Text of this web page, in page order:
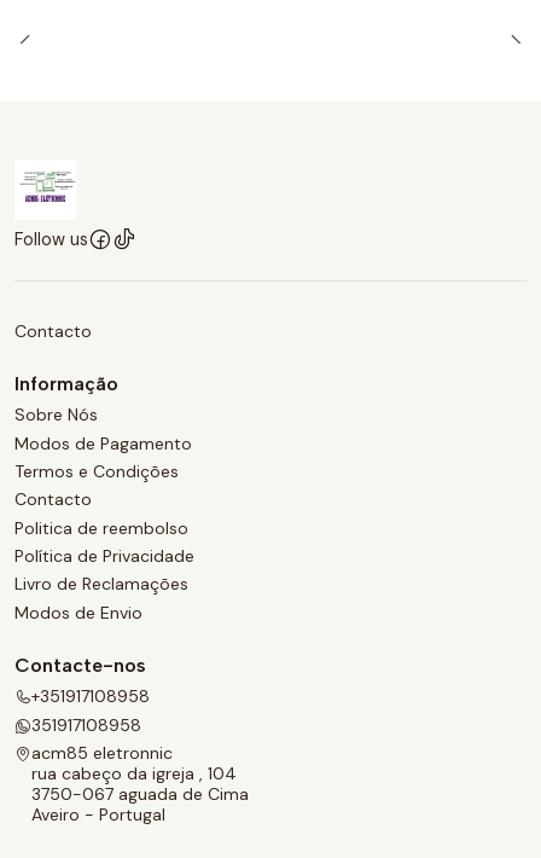
Follow us
Contacto
Informação
Sobre Nós
Modos de Pagamento
Termos e Condições
Contacto
Politica de reembolso
Política de Privacidade
Livro de Reclamações
Modos de Envio
Contacte-nos
+351917108958
351917108958
acm85 eletronnic
rua cabeço da igreja , 104
3750-067 aguada de Cima
Aveiro - Portugal